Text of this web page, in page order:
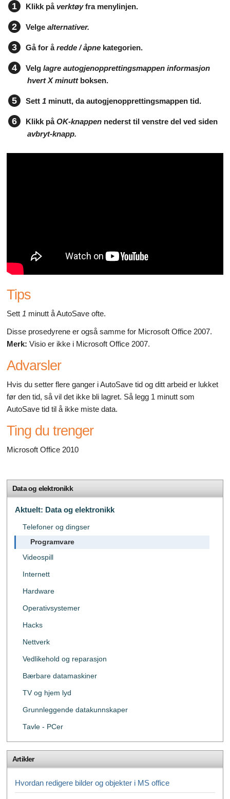
1 Klikk påverktøyfra menylinjen.
2 Velge alternativer.
3 Gå for åredde / åpne kategorien.
4 Velg lagre autogjenopprettingsmappen informasjon
hvert X minuttboksen.
5 Sett 1 minutt, da autogjenopprettingsmappen tid.
6 Klikk påOK-knappen nederst til venstre del ved siden
avbryt-knapp.
Tips
Sett 1 minutt å AutoSave ofte.
Disse prosedyrene er også samme for Microsoft Office 2007.
Merk: Visio er ikke i Microsoft Office 2007.
Advarsler
Hvis du setter flere ganger i AutoSave tid og ditt arbeid er lukket
før den tid, så vil det ikke bli lagret. Så legg 1 minutt som
AutoSave tid til å ikke miste data.
Ting du trenger
Microsoft Office 2010
Data og elektronikk
Aktuelt: Data og elektronikk
Telefoner og dingser
Programvare
Videospill
Internett
Hardware
Operativsystemer
Hacks
Nettverk
Vedlikehold og reparasjon
Bærbare datamaskiner
TV og hjem lyd
Grunnleggende datakunnskaper
Tavle - PCer
Artikler
Hvordan redigere bilder og objekter i MS office